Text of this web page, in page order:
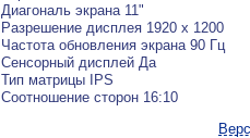
Диагональ экрана 11"
Разрешение дисплея 1920 x 1200
Частота обновления экрана 90 Гц
Сенсорный дисплей Да
Тип матрицы IPS
Соотношение сторон 16:10